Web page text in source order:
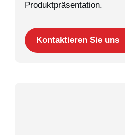
Produktpräsentation.
Kontaktieren Sie uns